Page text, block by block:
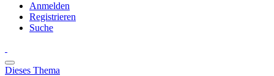
Anmelden
Registrieren
Suche
Dieses Thema